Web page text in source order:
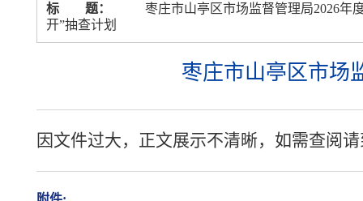
标 题：
枣庄市山亭区市场监督管理局2026年
开”抽查计划
枣庄市山亭区市场
因文件过大，正文展示不清晰，如需查阅